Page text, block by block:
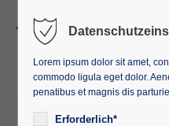
Lorem ipsum dolor sit amet,
commodo ligula eget dolor.
penatibus et magnis dis
Erforderlich*